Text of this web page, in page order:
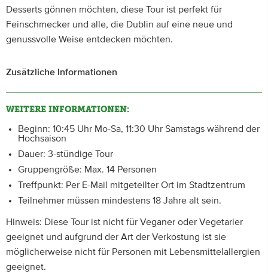
Desserts gönnen möchten, diese Tour ist perfekt für
Feinschmecker und alle, die Dublin auf eine neue und
genussvolle Weise entdecken möchten.
Zusätzliche Informationen
WEITERE INFORMATIONEN:
Beginn: 10:45 Uhr Mo-Sa, 11:30 Uhr Samstags während der
Hochsaison
Dauer: 3-stündige Tour
Gruppengröße: Max. 14 Personen
Treffpunkt: Per E-Mail mitgeteilter Ort im Stadtzentrum
Teilnehmer müssen mindestens 18 Jahre alt sein.
Hinweis: Diese Tour ist nicht für Veganer oder Vegetarier
geeignet und aufgrund der Art der Verkostung ist sie
möglicherweise nicht für Personen mit Lebensmittelallergien
geeignet.